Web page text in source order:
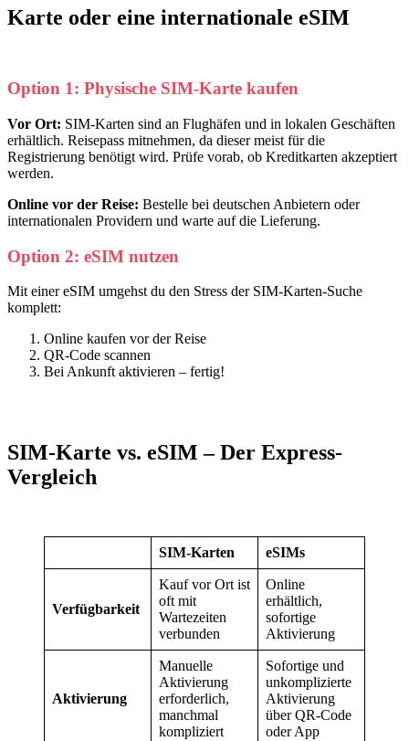
Karte oder eine internationale eSIM
Option 1: Physische SIM-Karte kaufen
Vor Ort: SIM-Karten sind an Flughäfen und in lokalen Geschäften
erhältlich. Reisepass mitnehmen, da dieser meist für die
Registrierung benötigt wird. Prüfe vorab, ob Kreditkarten akzeptiert
werden.
Online vor der Reise: Bestelle bei deutschen Anbietern oder
internationalen Providern und warte auf die Lieferung.
Option 2: eSIM nutzen
Mit einer eSIM umgehst du den Stress der SIM-Karten-Suche
komplett:
Online kaufen vor der Reise
QR-Code scannen
Bei Ankunft aktivieren – fertig!
SIM-Karte vs. eSIM – Der Express-
Vergleich
SIM-Karten eSIMs
Verfügbarkeit
Kauf vor Ort ist
oft mit
Wartezeiten
verbunden
Online
erhältlich,
sofortige
Aktivierung
Aktivierung
Manuelle
Aktivierung
erforderlich,
manchmal
kompliziert
Sofortige und
unkomplizierte
Aktivierung
über QR-Code
oder App